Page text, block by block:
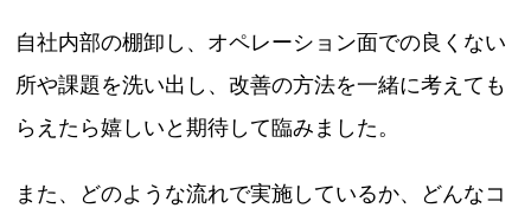
自社内部の棚卸し、オペレーション面での良くない
所や課題を洗い出し、改善の方法を一緒に考えても
らえたら嬉しいと期待して臨みました。
また、どのような流れで実施しているか、どんなコ